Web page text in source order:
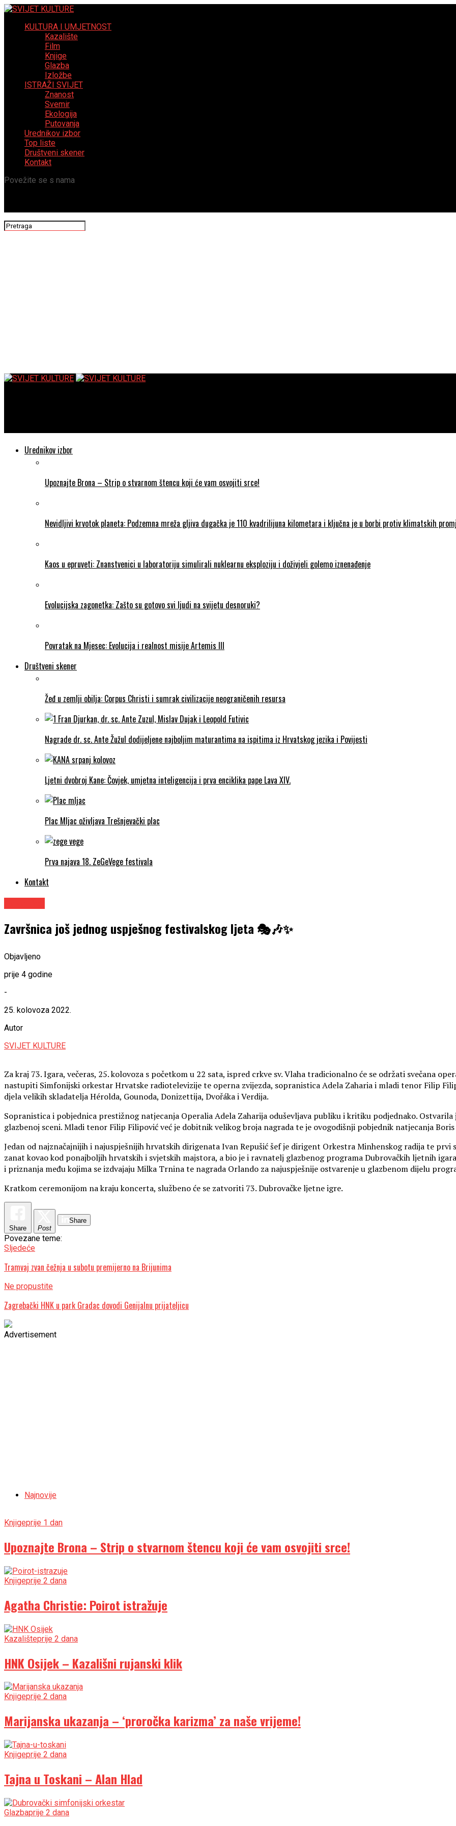
KULTURA I UMJETNOST
Kazalište
Film
Knjige
Glazba
Izložbe
ISTRAŽI SVIJET
Znanost
Svemir
Ekologija
Putovanja
Urednikov izbor
Top liste
Društveni skener
Kontakt
Povežite se s nama
Urednikov izbor
Upoznajte Brona – Strip o stvarnom štencu koji će vam osvojiti srce!
Nevidljivi krvotok planeta: Podzemna mreža gljiva dugačka je 110 kvadrilijuna kilometara i ključna je u borbi protiv klimatskih
Kaos u epruveti: Znanstvenici u laboratoriju simulirali nuklearnu eksploziju i doživjeli golemo iznenađenje
Evolucijska zagonetka: Zašto su gotovo svi ljudi na svijetu desnoruki?
Povratak na Mjesec: Evolucija i realnost misije Artemis III
Društveni skener
Žeđ u zemlji obilja: Corpus Christi i sumrak civilizacije neograničenih resursa
Nagrade dr. sc. Ante Žužul dodijeljene najboljim maturantima na ispitima iz Hrvatskog jezika i Povijesti
Ljetni dvobroj Kane: Čovjek, umjetna inteligencija i prva enciklika pape Lava XIV.
Plac Mljac oživljava Trešnjevački plac
Prva najava 18. ZeGeVege festivala
Kontakt
Završnica još jednog uspješnog festivalskog ljeta 🎭🎶✨
Objavljeno
prije 4 godine
-
25. kolovoza 2022.
Autor
SVIJET KULTURE
Za kraj 73. Igara, večeras, 25. kolovoza s početkom u 22 sata, ispred crkve sv. Vlaha tradicionalno će se održati svečana
nastupiti Simfonijski orkestar Hrvatske radiotelevizije te operna zvijezda, sopranistica Adela Zaharia i mladi tenor Filip
djela velikih skladatelja Hérolda, Gounoda, Donizettija, Dvořáka i Verdija.
Sopranistica i pobjednica prestižnog natjecanja Operalia Adela Zaharija oduševljava publiku i kritiku podjednako.
glazbenoj sceni. Mladi tenor Filip Filipović već je dobitnik velikog broja nagrada te je ovogodišnji pobjednik natjecanja
Jedan od najznačajnijih i najuspješnijih hrvatskih dirigenata Ivan Repušić šef je dirigent Orkestra Minhenskog radija te
zanat kovao kod ponajboljih hrvatskih i svjetskih majstora, a bio je i ravnatelj glazbenog programa Dubrovačkih ljetnih
i priznanja među kojima se izdvajaju Milka Trnina te nagrada Orlando za najuspješnije ostvarenje u glazbenom dijelu
Kratkom ceremonijom na kraju koncerta, službeno će se zatvoriti 73. Dubrovačke ljetne igre.
Share Post
Share
Povezane teme:
Sljedeće
Tramvaj zvan čežnja u subotu premijerno na Brijunima
Ne propustite
Zagrebački HNK u park Gradac dovodi Genijalnu prijateljicu
Advertisement
Najnovije
Knjigeprije 1 dan
Upoznajte Brona – Strip o stvarnom štencu koji će vam osvojiti srce!
Knjigeprije 2 dana
Agatha Christie: Poirot istražuje
Kazališteprije 2 dana
HNK Osijek – Kazališni rujanski klik
Knjigeprije 2 dana
Marijanska ukazanja – ‘proročka karizma’ za naše vrijeme!
Knjigeprije 2 dana
Tajna u Toskani – Alan Hlad
Glazbaprije 2 dana